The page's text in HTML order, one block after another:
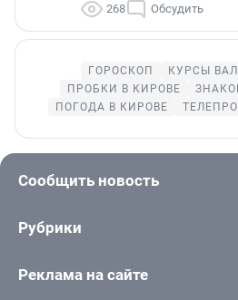
268 Обсудить
ГОРОСКОП
КУРСЫ
ПРОБКИ В КИРОВЕ
ПОГОДА В КИРОВЕ
Сообщить новость
Рубрики
Реклама на сайте